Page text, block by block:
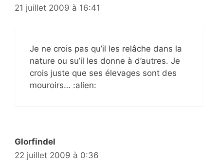
21 juillet 2009 à 16:41
Je ne crois pas qu’il les relâche dans la
nature ou su’il les donne à d’autres. Je
crois juste que ses élevages sont des
mouroirs… :alien:
Glorfindel
22 juillet 2009 à 0:36